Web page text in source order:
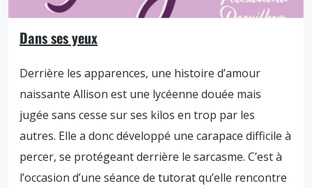
Dans ses yeux
Derrière les apparences, une histoire d’amour
naissante Allison est une lycéenne douée mais
jugée sans cesse sur ses kilos en trop par les
autres. Elle a donc développé une carapace difficile à
percer, se protégeant derrière le sarcasme. C’est à
l’occasion d’une séance de tutorat qu’elle rencontre